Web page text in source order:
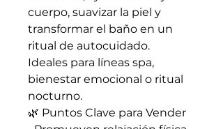
cuerpo, suavizar la piel y
transformar el baño en un
ritual de autocuidado.
Ideales para líneas spa,
bienestar emocional o ritual
nocturno.
🌿 Puntos Clave para Vender